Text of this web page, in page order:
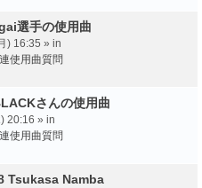
選手の使用曲
) 16:35 » in
使用曲質問
さんの使用曲
20:16 » in
使用曲質問
Tsukasa Namba